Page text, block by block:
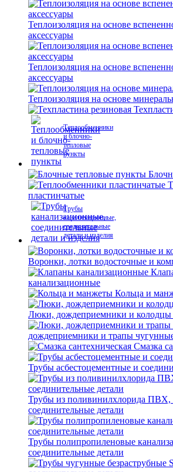
Теплоизоляция на основе
аксессуары
Теплоизоляция на основе
аксессуары
Теплоизоляция на основе
Теплообменники
и блочно-
тепловые
пункты
пластинчатые
Трубы
канализационные,
соединительные
детали и изделия
Воронки, лотки водосточные и
канализационные
Кольца и
Люки, дождеприемники и
дождеприемники и трапы
Смазка
Трубы асбестоцементные и
Трубы из поливинилхлорида
соединительные детали
Трубы полипропиленовые
соединительные детали